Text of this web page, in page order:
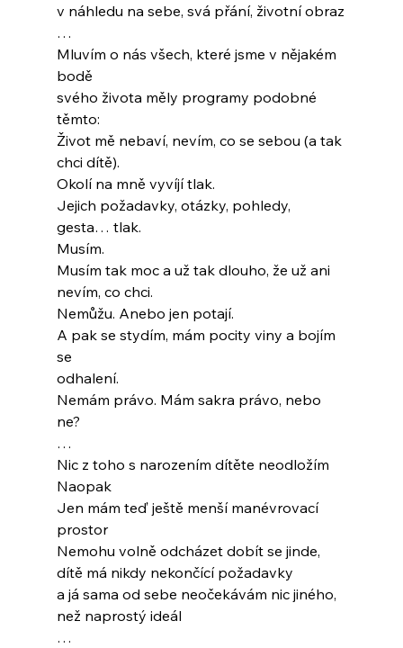
v náhledu na sebe, svá přání, životní obraz
…
Mluvím o nás všech, které jsme v nějakém
bodě
svého života měly programy podobné
těmto:
Život mě nebaví, nevím, co se sebou (a tak
chci dítě).
Okolí na mně vyvíjí tlak.
Jejich požadavky, otázky, pohledy,
gesta… tlak.
Musím.
Musím tak moc a už tak dlouho, že už ani
nevím, co chci.
Nemůžu. Anebo jen potají.
A pak se stydím, mám pocity viny a bojím
se
odhalení.
Nemám právo. Mám sakra právo, nebo
ne?
…
Nic z toho s narozením dítěte neodložím
Naopak
Jen mám teď ještě menší manévrovací
prostor
Nemohu volně odcházet dobít se jinde,
dítě má nikdy nekončící požadavky
a já sama od sebe neočekávám nic jiného,
než naprostý ideál
…